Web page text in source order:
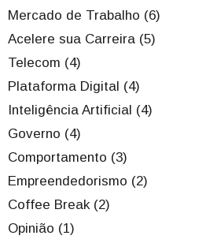
Mercado de Trabalho (6)
Acelere sua Carreira (5)
Telecom (4)
Plataforma Digital (4)
Inteligência Artificial (4)
Governo (4)
Comportamento (3)
Empreendedorismo (2)
Coffee Break (2)
Opinião (1)